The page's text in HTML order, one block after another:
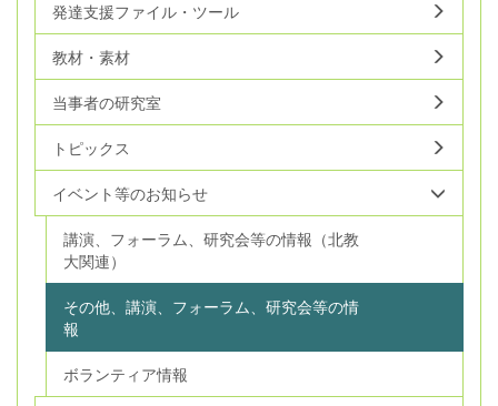
発達支援ファイル・ツール
教材・素材
当事者の研究室
トピックス
イベント等のお知らせ
講演、フォーラム、研究会等の情報（北教
大関連）
その他、講演、フォーラム、研究会等の情
報
ボランティア情報